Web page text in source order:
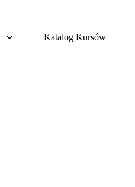
Katalog Kursów